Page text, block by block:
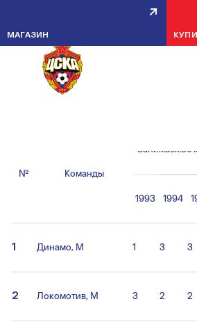
МАГАЗИНПОЛОЖЕНИЕ
Клубный зачет.
№ Команды
Занимаемое
1993 1994
1 Динамо, М 1 3 3
2 Локомотив, М 3 2 2